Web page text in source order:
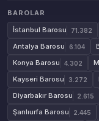
BAROLAR
İstanbul Barosu
71.382
Antalya Barosu 6.104
Konya Barosu 4.302
Kayseri Barosu 3.272
Diyarbakır Barosu 2.615
Şanlıurfa Barosu 2.445